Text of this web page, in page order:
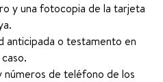
y una fotocopia de la tarjeta
anticipada o testamento en
de teléfono de los